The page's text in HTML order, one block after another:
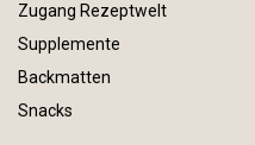
Zugang Rezeptwelt
Supplemente
Backmatten
Snacks